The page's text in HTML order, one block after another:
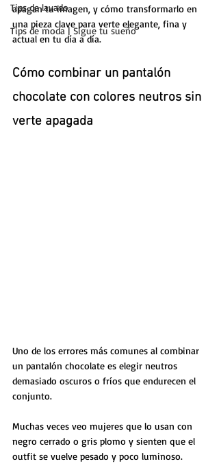
Tips de lavado
Tips de moda | Sigue tu sueño
apagan tu imagen, y cómo transformarlo en
una pieza clave para verte elegante, fina y
actual en tu día a día.
Cómo combinar un pantalón
chocolate con colores neutros sin
verte apagada
Uno de los errores más comunes al combinar
un pantalón chocolate es elegir neutros
demasiado oscuros o fríos que endurecen el
conjunto.
Muchas veces veo mujeres que lo usan con
negro cerrado o gris plomo y sienten que el
outfit se vuelve pesado y poco luminoso.